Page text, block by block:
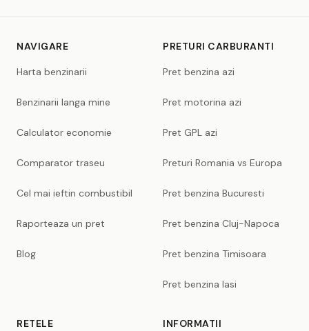
NAVIGARE
Harta benzinarii
Benzinarii langa mine
Calculator economie
Comparator traseu
Cel mai ieftin combustibil
Raporteaza un pret
Blog
PRETURI CARBURANTI
Pret benzina azi
Pret motorina azi
Pret GPL azi
Preturi Romania vs Europa
Pret benzina Bucuresti
Pret benzina Cluj-Napoca
Pret benzina Timisoara
Pret benzina Iasi
RETELE INFORMATII